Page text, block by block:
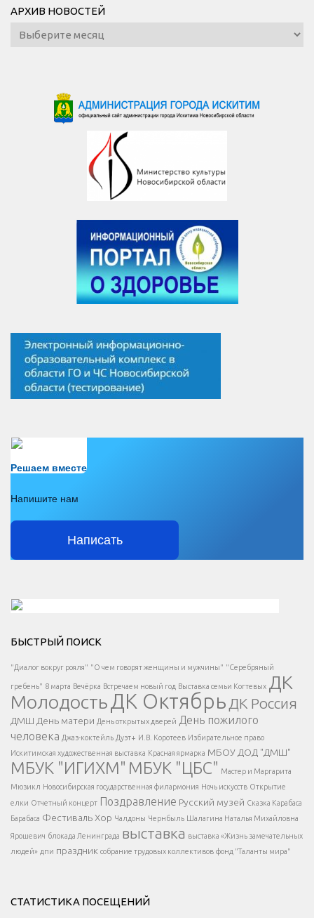
АРХИВ НОВОСТЕЙ
Архив
новостей
Решаем вместе
Напишите нам
Написать
Есть вопрос?
Напишите нам
</span >
Написать
</button >
</div >
</div > </div >
БЫСТРЫЙ ПОИСК
"Диалог вокруг рояля" "О чем говорят женщины и мужчины" "Серебряный
гребень" 8 марта Вечёрка Встречаем новый год Выставка семьи Когтевых ДК
МолодостьДК Октябрь ДК Россия
ДМШ День матери День открытых дверей День пожилого
человека Джаз-коктейль Дуэт+ И.В. Коротеев Избирательное право
Искитимская художественная выставка Красная ярмарка МБОУ ДОД "ДМШ"
МБУК "ИГИХМ" МБУК "ЦБС" Мастер и Маргарита
Мюзикл Новосибирская государственная филармония Ночь искусств Открытие
елки Отчетный концерт Поздравление Русский музей Сказка Карабаса
Барабаса Фестиваль Хор Чалдоны Чернбыль Шалагина Наталья Михайловна
Ярошевич блокада Ленинграда выставка выставка «Жизнь замечательных
людей» дпи праздник собрание трудовых коллективов фонд "Таланты мира"
СТАТИСТИКА ПОСЕЩЕНИЙ